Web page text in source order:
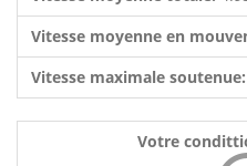
Vitesse moyenne en
Vitesse maximale soutenue:
Votre